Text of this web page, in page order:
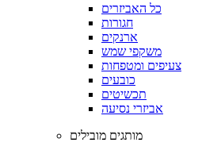
כל האביזרים
חגורות
ארנקים
משקפי שמש
צעיפים ומטפחות
כובעים
תכשיטים
אביזרי נסיעה
מותגים מובילים